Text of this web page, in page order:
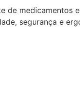
medicamentos
segurança e